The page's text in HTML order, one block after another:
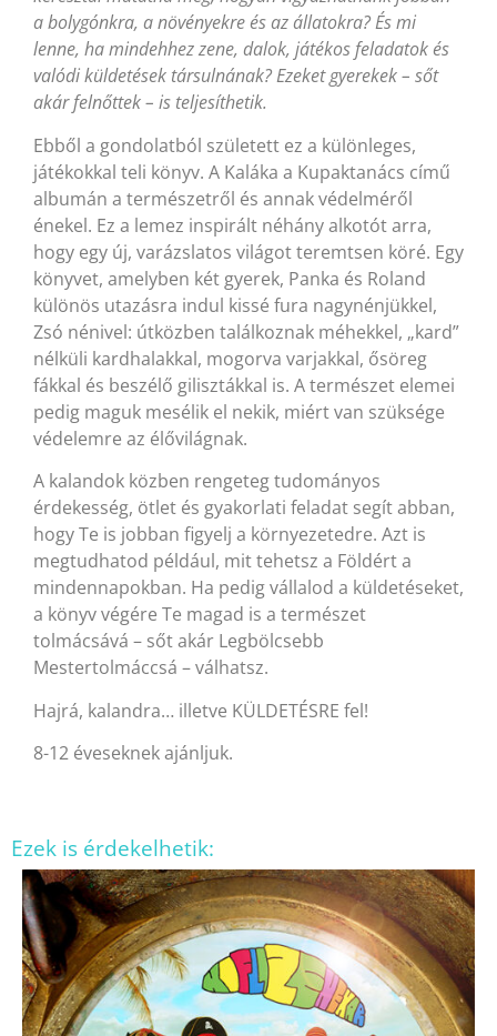
a bolygónkra, a növényekre és az állatokra? És mi
lenne, ha mindehhez zene, dalok, játékos feladatok és
valódi küldetések társulnának? Ezeket gyerekek – sőt
akár felnőttek – is teljesíthetik.
Ebből a gondolatból született ez a különleges,
játékokkal teli könyv. A Kaláka a Kupaktanács című
albumán a természetről és annak védelméről
énekel. Ez a lemez inspirált néhány alkotót arra,
hogy egy új, varázslatos világot teremtsen köré. Egy
könyvet, amelyben két gyerek, Panka és Roland
különös utazásra indul kissé fura nagynénjükkel,
Zsó nénivel: útközben találkoznak méhekkel, „kard”
nélküli kardhalakkal, mogorva varjakkal, ősöreg
fákkal és beszélő gilisztákkal is. A természet elemei
pedig maguk mesélik el nekik, miért van szüksége
védelemre az élővilágnak.
A kalandok közben rengeteg tudományos
érdekesség, ötlet és gyakorlati feladat segít abban,
hogy Te is jobban figyelj a környezetedre. Azt is
megtudhatod például, mit tehetsz a Földért a
mindennapokban. Ha pedig vállalod a küldetéseket,
a könyv végére Te magad is a természet
tolmácsává – sőt akár Legbölcsebb
Mestertolmáccsá – válhatsz.
Hajrá, kalandra… illetve KÜLDETÉSRE fel!
8-12 éveseknek ajánljuk.
Ezek is érdekelhetik: